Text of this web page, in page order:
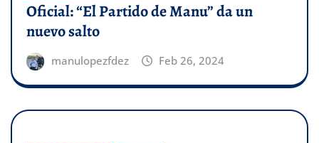
Oficial: “El Partido de Manu” da un
nuevo salto
manulopezfdez Feb 26, 2024